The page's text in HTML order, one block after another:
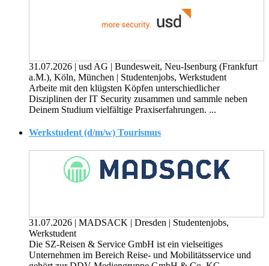
31.07.2026 | usd AG | Bundesweit, Neu-Isenburg (Frankfurt
a.M.), Köln, München | Studentenjobs, Werkstudent
Arbeite mit den klügsten Köpfen unterschiedlicher
Disziplinen der IT Security zusammen und sammle neben
Deinem Studium vielfältige Praxiserfahrungen. ...
Werkstudent (d/m/w) Tourismus
31.07.2026 | MADSACK | Dresden | Studentenjobs,
Werkstudent
Die SZ-Reisen & Service GmbH ist ein vielseitiges
Unternehmen im Bereich Reise- und Mobilitätsservice und